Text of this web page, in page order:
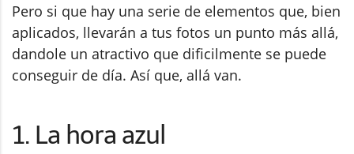
Pero si que hay una serie de elementos que, bien
aplicados, llevarán a tus fotos un punto más allá,
dandole un atractivo que dificilmente se puede
conseguir de día. Así que, allá van.
1. La hora azul